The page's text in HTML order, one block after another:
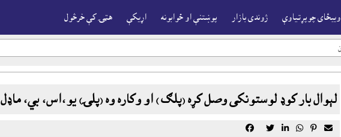
ويبځاى چوپړتياوې ژوندى بازار پوښتنې او ځوابونه اړيکې هټۍ کې خرڅول
لېوال بار کوډ لوستونکى وصل کړه (پلګ ) او وکاره وه (پلۍ) يو،اس، بي، ماډل L1G12DWH
     